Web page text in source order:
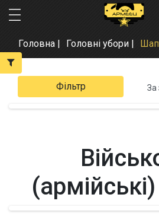
Головна Головні убори
Фільтр